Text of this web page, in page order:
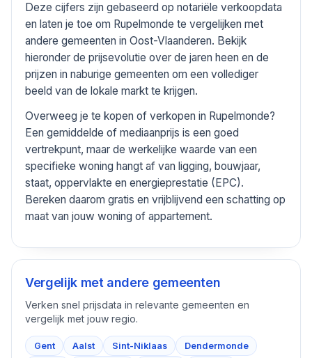
Deze cijfers zijn gebaseerd op notariële verkoopdata
en laten je toe om Rupelmonde te vergelijken met
andere gemeenten in Oost-Vlaanderen. Bekijk
hieronder de prijsevolutie over de jaren heen en de
prijzen in naburige gemeenten om een vollediger
beeld van de lokale markt te krijgen.
Overweeg je te kopen of verkopen in Rupelmonde?
Een gemiddelde of mediaanprijs is een goed
vertrekpunt, maar de werkelijke waarde van een
specifieke woning hangt af van ligging, bouwjaar,
staat, oppervlakte en energieprestatie (EPC).
Bereken daarom gratis en vrijblijvend een schatting op
maat van jouw woning of appartement.
Vergelijk met andere gemeenten
Verken snel prijsdata in relevante gemeenten en
vergelijk met jouw regio.
Gent Aalst Sint-Niklaas
Dendermonde